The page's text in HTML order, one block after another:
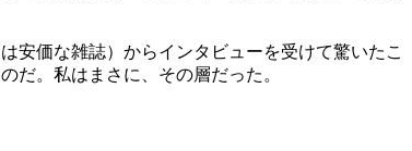
安価な雑誌）からインタビューを受けて驚いたこ
だ。私はまさに、その層だった。